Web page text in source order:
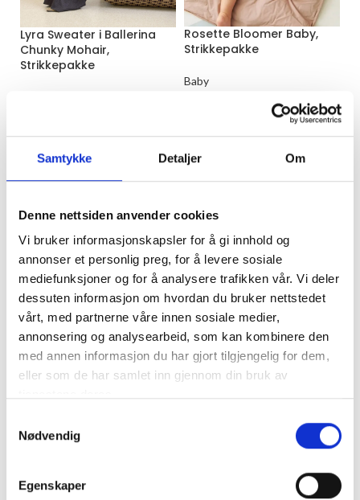
Samtykke Detaljer Om
Denne nettsiden anvender cookies
Vi bruker informasjonskapsler for å gi innhold og
annonser et personlig preg, for å levere sosiale
mediefunksjoner og for å analysere trafikken vår. Vi deler
dessuten informasjon om hvordan du bruker nettstedet
vårt, med partnerne våre innen sosiale medier,
annonsering og analysearbeid, som kan kombinere den
med annen informasjon du har gjort tilgjengelig for dem,
eller som de har samlet inn gjennom din bruk av
Nødvendig
Egenskaper
Lyra Sweater i Ballerina
Chunky Mohair,
Strikkepakke
Rosette Bloomer Baby,
Strikkepakke
Baby
LES MER
Strikkepakke
Voksen
LES MER